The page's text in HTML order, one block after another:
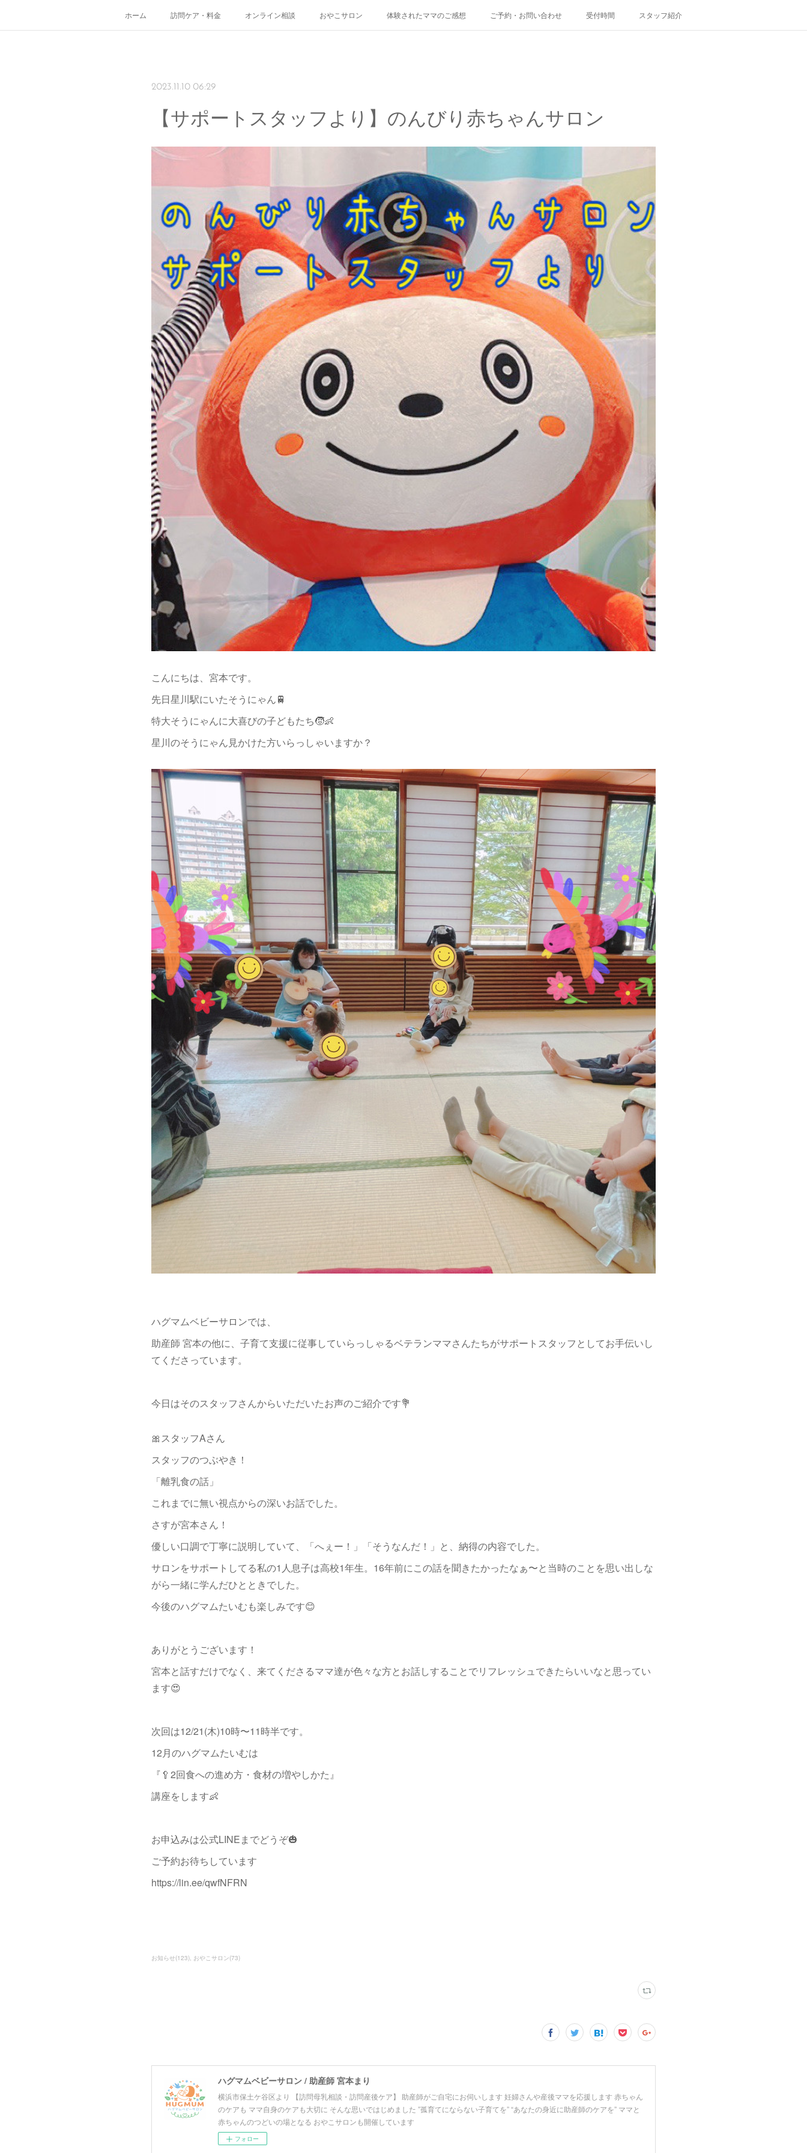
ホーム 訪問ケア・料金 オンライン相談 おやこサロン 体験されたママのご感想 ご予約・お問い合わせ 受付時間 スタッフ紹介
2023.11.10 06:29
【サポートスタッフより】のんびり赤ちゃんサロン
こんにちは、宮本です。
先日星川駅にいたそうにゃん🚆
特大そうにゃんに大喜びの子どもたち🧒👶
星川のそうにゃん見かけた方いらっしゃいますか？
ハグマムベビーサロンでは、
助産師 宮本の他に、子育て支援に従事していらっしゃるベテランママさんたちがサポートスタッフとしてお手伝いし
てくださっています。
今日はそのスタッフさんからいただいたお声のご紹介です💐
🎀スタッフAさん
スタッフのつぶやき！
「離乳食の話」
これまでに無い視点からの深いお話でした。
さすが宮本さん！
優しい口調で丁寧に説明していて、「へぇー！」「そうなんだ！」と、納得の内容でした。
サロンをサポートしてる私の1人息子は高校1年生。16年前にこの話を聞きたかったなぁ〜と当時のことを思い出しな
がら一緒に学んだひとときでした。
今後のハグマムたいむも楽しみです😊
ありがとうございます！
宮本と話すだけでなく、来てくださるママ達が色々な方とお話しすることでリフレッシュできたらいいなと思ってい
ます😍
次回は12/21(木)10時〜11時半です。
12月のハグマムたいむは
『🥄2回食への進め方・食材の増やしかた』
講座をします👶
お申込みは公式LINEまでどうぞ🎃
ご予約お待ちしています
https://lin.ee/qwfNFRN
お知らせ(123) おやこサロン(73)
ハグマムベビーサロン / 助産師 宮本まり
横浜市保土ケ谷区より 【訪問母乳相談・訪問産後ケア】 助産師がご自宅にお伺いします 妊婦さんや産後ママを応援します 赤ちゃん
のケアも ママ自身のケアも大切に そんな思いではじめました ”孤育てにならない子育てを” “あなたの身近に助産師のケアを” ママと
赤ちゃんのつどいの場となる おやこサロンも開催しています
フォロー